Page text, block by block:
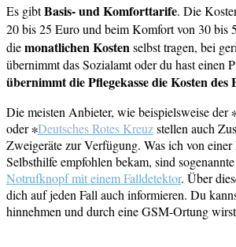
Es gibtBasis- und Komforttarife. Die
20 bis 25 Euro und beim Komfort von 30 bis
diemonatlichen Kosten selbst tragen, bei
übernimmt das Sozialamt oder du hast einen
übernimmt die Pflegekasse die Kosten des
Die meisten Anbieter, wie beispielsweise der
oder ∗Deutsches Rotes Kreuzstellen auch
Zweigeräte zur Verfügung. Was ich von einer
Selbsthilfe empfohlen bekam, sind
Notrufknopf mit einem Falldetektor. Über
dich auf jeden Fall auch informieren. Du
hinnehmen und durch eine GSM-Ortung